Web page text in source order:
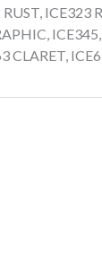
ICE323
CLARET,